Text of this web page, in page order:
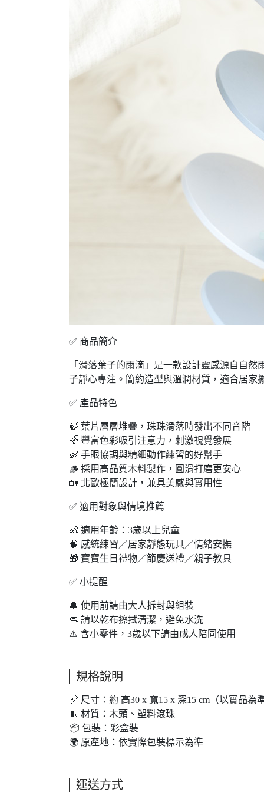
✅ 商品簡介
「滑落葉子的雨滴」是一款設計靈感源自自
子靜心專注。簡約造型與溫潤材質，適合居家
✅ 產品特色
🍃 葉片層層堆疊，珠珠滑落時發出不同音階
🌈 豐富色彩吸引注意力，刺激視覺發展
👶 手眼協調與精細動作練習的好幫手
🪵 採用高品質木料製作，圓滑打磨更安心
🏡 北歐極簡設計，兼具美感與實用性
✅ 適用對象與情境推薦
👶 適用年齡：3歲以上兒童
🧠 感統練習／居家靜態玩具／情緒安撫
🎁 寶寶生日禮物／節慶送禮／親子教具
✅ 小提醒
🔔 使用前請由大人拆封與組裝
🧼 請以乾布擦拭清潔，避免水洗
⚠️ 含小零件，3歲以下請由成人陪同使用
規格說明
📏 尺寸：約 高30 x 寬15 x 深15 cm（以實品為
🧵 材質：木頭、塑料滾珠
📦 包裝：彩盒裝
🌍 原產地：依實際包裝標示為準
運送方式